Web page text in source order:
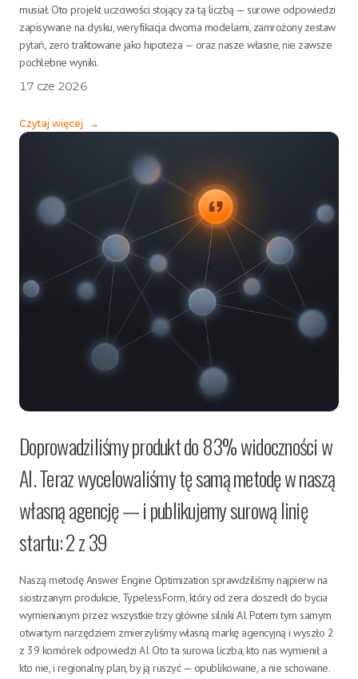
musiał. Oto projekt uczciwości stojący za tą liczbą — surowe odpowiedzi
zapisywane na dysku, weryfikacja dwoma modelami, zamrożony zestaw
pytań, zero traktowane jako hipoteza — oraz nasze własne, nie zawsze
pochlebne wyniki.
17 cze 2026
Czytaj więcej →
Doprowadziliśmy produkt do 83% widoczności w
AI. Teraz wycelowaliśmy tę samą metodę w naszą
własną agencję — i publikujemy surową linię
startu: 2 z 39
Naszą metodę Answer Engine Optimization sprawdziliśmy najpierw na
siostrzanym produkcie, TypelessForm, który od zera doszedł do bycia
wymienianym przez wszystkie trzy główne silniki AI. Potem tym samym
otwartym narzędziem zmierzyliśmy własną markę agencyjną i wyszło 2
z 39 komórek odpowiedzi AI. Oto ta surowa liczba, kto nas wymienił a
kto nie, i regionalny plan, by ją ruszyć — opublikowane, a nie schowane.